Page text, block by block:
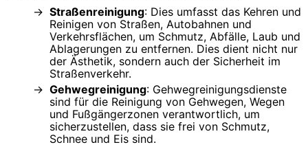
Straßenreinigung: Dies umfasst das Kehren und
Reinigen von Straßen, Autobahnen und
Verkehrsflächen, um Schmutz, Abfälle, Laub und
Ablagerungen zu entfernen. Dies dient nicht nur
der Ästhetik, sondern auch der Sicherheit im
Straßenverkehr.
Gehwegreinigung: Gehwegreinigungsdienste
sind für die Reinigung von Gehwegen, Wegen
und Fußgängerzonen verantwortlich, um
sicherzustellen, dass sie frei von Schmutz,
Schnee und Eis sind.